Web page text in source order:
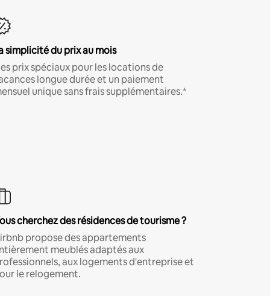
simplicité du prix au mois
prix spéciaux pour les locations de
longue durée et un paiement
unique sans frais supplémentaires.*
cherchez des résidences de tourisme ?
propose des appartements
meublés adaptés aux
aux logements d'entreprise et
le relogement.